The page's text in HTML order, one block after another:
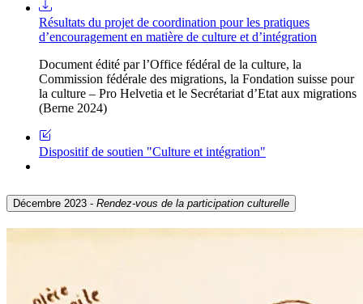
Résultats du projet de coordination pour les pratiques
d’encouragement en matière de culture et d’intégration
Document édité par l’Office fédéral de la culture, la
Commission fédérale des migrations, la Fondation suisse pour
la culture – Pro Helvetia et le Secrétariat d’Etat aux migrations
(Berne 2024)
Dispositif de soutien "Culture et intégration"
Décembre 2023 - Rendez-vous de la participation culturelle